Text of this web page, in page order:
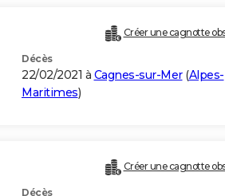
Créer une cagnotte
Décès
22/02/2021 à Cagnes-sur-Mer(Alpes-
Maritimes)
Créer une cagnotte
Décès